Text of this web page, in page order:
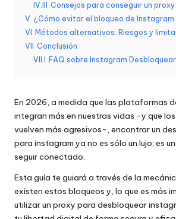
a
d
[
P
r
u
e
b
IV.III
Consejos para conseguir un
V ¿Cómo evitar el bloqueo de Instagram
VI
Métodos alternativos: Riesgos y
VII
Conclusión
VII.I
FAQ sobre Instagram
En 2026, a medida que las plataformas
integran más en nuestras vidas -y que
vuelven más agresivos-, encontrar un
para instagram ya no es sólo un lujo; es
seguir conectado.
Esta guía te guiará a través de la
existen estos bloqueos y, lo que es más
utilizar un proxy para desbloquear